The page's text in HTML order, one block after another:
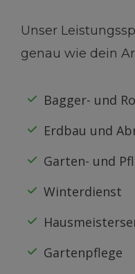
Unser
genau wie dein
Bagger- und
Erdbau und
Garten- und
Winterdienst
Gartenpflege